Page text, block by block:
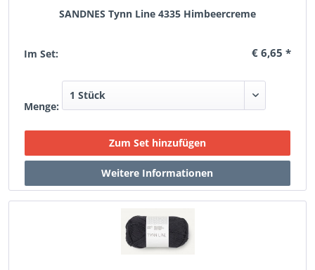
SANDNES Tynn Line 4335 Himbeercreme
Im Set: € 6,65 *
Menge: